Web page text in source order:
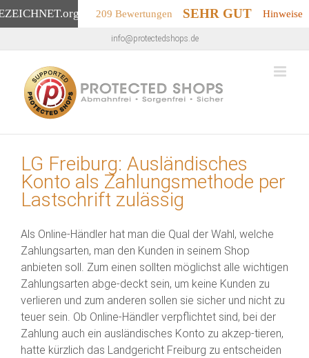
.org 209 Bewertungen SEHR GUT Hinweise
Inhalt
springen
info@protectedshops.de
LG Freiburg: Ausländisches
Konto als Zahlungsmethode per
Lastschrift zulässig
Als Online-Händler hat man die Qual der Wahl, welche
Zahlungsarten, man den Kunden in seinem Shop
anbieten soll. Zum einen sollten möglichst alle wichtigen
Zahlungsarten abge-deckt sein, um keine Kunden zu
verlieren und zum anderen sollen sie sicher und nicht zu
teuer sein. Ob Online-Händler verpflichtet sind, bei der
Zahlung auch ein ausländisches Konto zu akzep-tieren,
hatte kürzlich das Landgericht Freiburg zu entscheiden